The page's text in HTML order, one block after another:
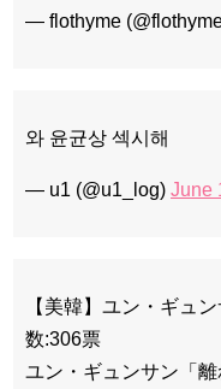
— flothyme
와 윤균상 섹시해
— u1 (@u1_log) June
【美韓】ユン・ギュ
数:306票
ユン・ギュンサン「